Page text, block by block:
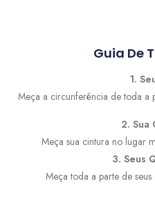
Guia De
1.
Meça a circunferência de toda a
2. Sua
Meça sua cintura no lugar
3. Seus
Meça toda a parte de seus